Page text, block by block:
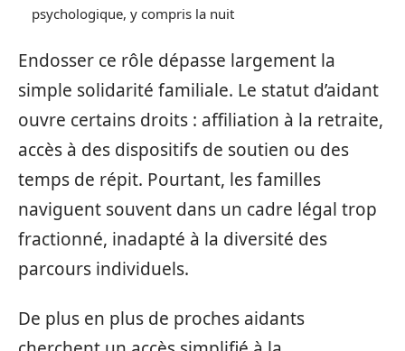
psychologique, y compris la nuit
Endosser ce rôle dépasse largement la
simple solidarité familiale. Le statut d’aidant
ouvre certains droits : affiliation à la retraite,
accès à des dispositifs de soutien ou des
temps de répit. Pourtant, les familles
naviguent souvent dans un cadre légal trop
fractionné, inadapté à la diversité des
parcours individuels.
De plus en plus de proches aidants